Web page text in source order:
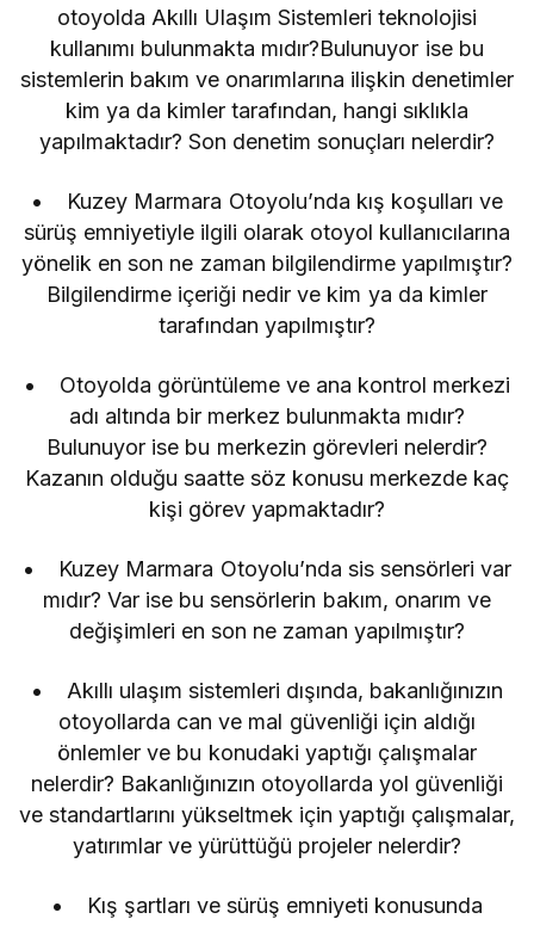
otoyolda Akıllı Ulaşım Sistemleri teknolojisi
kullanımı bulunmakta mıdır?Bulunuyor ise bu
sistemlerin bakım ve onarımlarına ilişkin denetimler
kim ya da kimler tarafından, hangi sıklıkla
yapılmaktadır? Son denetim sonuçları nelerdir?
• Kuzey Marmara Otoyolu’nda kış koşulları ve
sürüş emniyetiyle ilgili olarak otoyol kullanıcılarına
yönelik en son ne zaman bilgilendirme yapılmıştır?
Bilgilendirme içeriği nedir ve kim ya da kimler
tarafından yapılmıştır?
• Otoyolda görüntüleme ve ana kontrol merkezi
adı altında bir merkez bulunmakta mıdır?
Bulunuyor ise bu merkezin görevleri nelerdir?
Kazanın olduğu saatte söz konusu merkezde kaç
kişi görev yapmaktadır?
• Kuzey Marmara Otoyolu’nda sis sensörleri var
mıdır? Var ise bu sensörlerin bakım, onarım ve
değişimleri en son ne zaman yapılmıştır?
• Akıllı ulaşım sistemleri dışında, bakanlığınızın
otoyollarda can ve mal güvenliği için aldığı
önlemler ve bu konudaki yaptığı çalışmalar
nelerdir? Bakanlığınızın otoyollarda yol güvenliği
ve standartlarını yükseltmek için yaptığı çalışmalar,
yatırımlar ve yürüttüğü projeler nelerdir?
• Kış şartları ve sürüş emniyeti konusunda